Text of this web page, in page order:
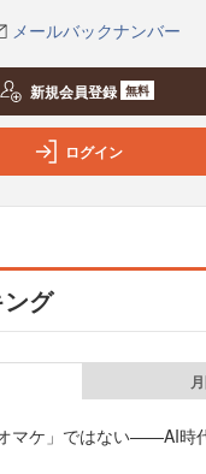
メールバックナンバー
新規会員登録 無料
ログイン
グ
マケ」ではない——AI時